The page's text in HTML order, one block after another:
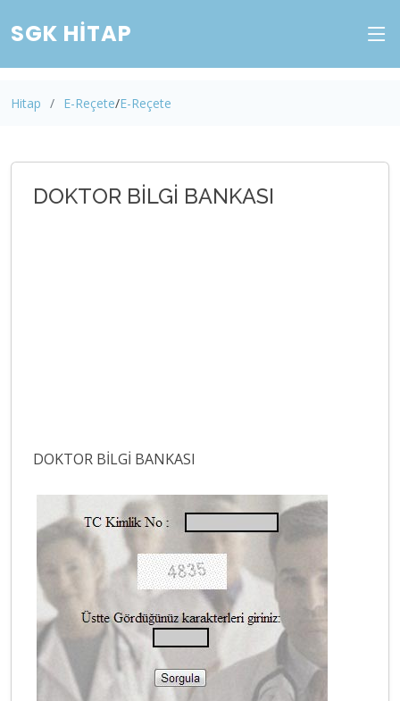
SGK HITAP
Hitap E-Reçete E-Reçete
DOKTOR BİLGİ BANKASI
DOKTOR BİLGİ BANKASI